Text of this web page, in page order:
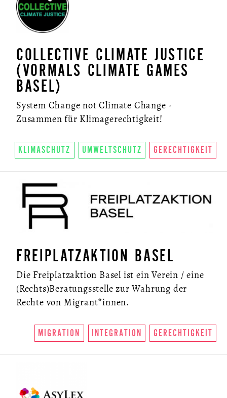
COLLECTIVE CLIMATE JUSTICE
(VORMALS CLIMATE GAMES
BASEL)
System Change not Climate Change -
Zusammen für Klimagerechtigkeit!
KLIMASCHUTZ UMWELTSCHUTZ GERECHTIGKEIT
FREIPLATZAKTION BASEL
Die Freiplatzaktion Basel ist ein Verein / eine
(Rechts)Beratungsstelle zur Wahrung der
Rechte von Migrant*innen.
MIGRATION INTEGRATION GERECHTIGKEIT